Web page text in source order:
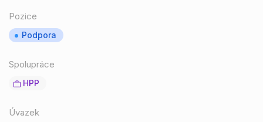
Pozice
Podpora
Spolupráce
HPP
Úvazek